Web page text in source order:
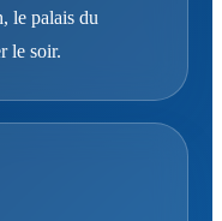
le palais du
le soir.